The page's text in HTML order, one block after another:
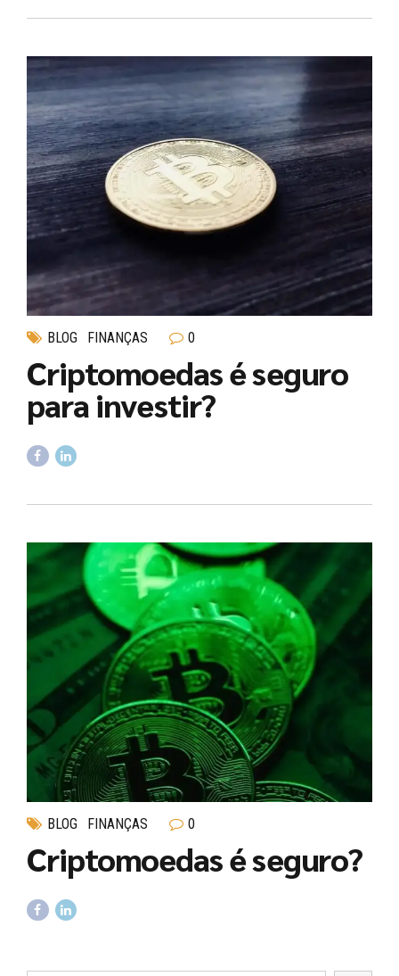
BLOG FINANÇAS 0
Criptomoedas é seguro
para investir?
BLOG FINANÇAS 0
Criptomoedas é seguro?